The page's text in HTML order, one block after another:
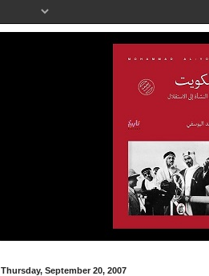
Thursday, September 20, 2007